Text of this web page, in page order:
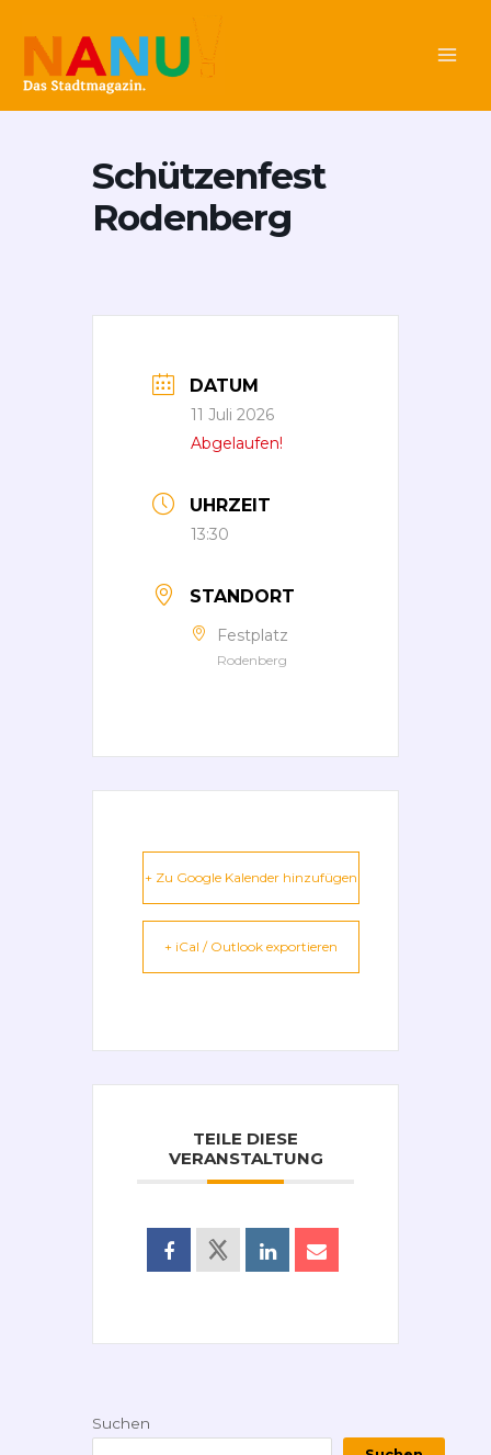
Inhalt
springen
Schützenfest
Rodenberg
DATUM
11 Juli 2026
Abgelaufen!
UHRZEIT
13:30
STANDORT
Festplatz
Rodenberg
+ Zu Google Kalender hinzufügen
+ iCal / Outlook exportieren
TEILE DIESE
VERANSTALTUNG
Suchen